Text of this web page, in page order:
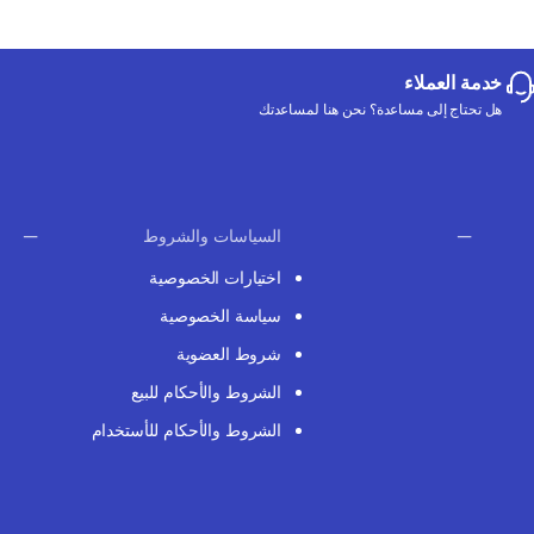
خدمة العملاء
هل تحتاج إلى مساعدة؟ نحن هنا لمساعدتك
السياسات والشروط
اختيارات الخصوصية
سياسة الخصوصية
شروط العضوية
الشروط والأحكام للبيع
الشروط والأحكام للأستخدام